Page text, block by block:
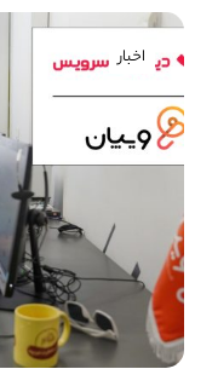
اخبار